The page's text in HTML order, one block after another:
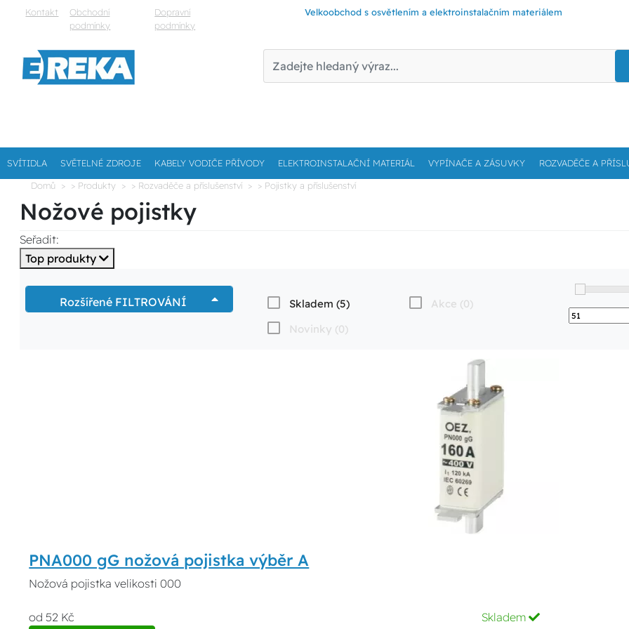
Kontakt
Obchodní
podmínky
Dopravní
podmínky
Velkoobchod s osvětlením a elektroinstalačním materiálem
SVÍTIDLA SVĚTELNÉ ZDROJE KABELY VODIČE PŘÍVODY ELEKTROINSTALAČNÍ MATERIÁL VYPÍNAČE A ZÁSUVKY ROZVADĚČE A
Domů > Produkty > Rozvaděče a příslušenství > Pojistky a příslušenství
Nožové pojistky
Seřadit:
Top produkty
Rozšířené FILTROVÁNÍ Skladem (5)
Akce (0)
Novinky (0)
PNA000 gG nožová pojistka výběr A
Nožová pojistka velikosti 000
od 52 Kč Skladem